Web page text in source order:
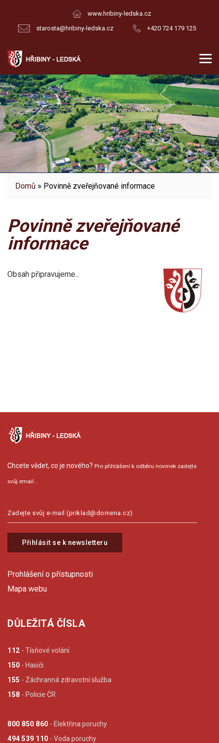
www.hribiny-ledska.cz
starosta@hribiny-ledska.cz
+420 724 179 125
Domů » Povinně zveřejňované informace
Povinně zveřejňované
informace
Obsah připravujeme...
Chcete vědet, co je nového? Pro přihlášení k odběru novinek zadejte
svůj email...
Přihlásit se k newsletteru
Prohlášení o přístupnosti
Mapa webu
DŮLEŽITÁ ČÍSLA
112 - Tísňové volání
150 - Hasiči
155 - Záchranná zdravotní služba
158 - Policie ČR
800 850 860 - Elektřina poruchy
494 539 110 - Voda poruchy